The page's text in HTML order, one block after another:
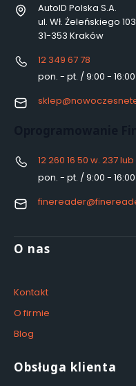
AutoID Polska S.A.
ul. Wł. Żeleńskiego 103
31-353 Kraków
12 349 67 78
pon. - pt. / 9:00 - 16:00
12 260 16 50 w. 237
pon. - pt. / 9:00 - 16:00
Linki w stopce
O nas
Kontakt
O firmie
Blog
Obsługa klienta